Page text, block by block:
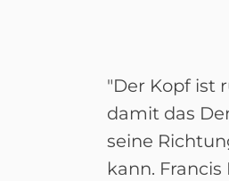
"Der Kopf ist
damit das
seine
kann. Francis